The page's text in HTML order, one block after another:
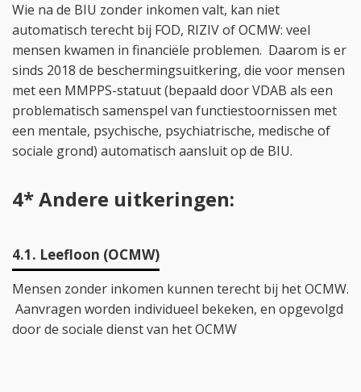
Wie na de BIU zonder inkomen valt, kan niet
automatisch terecht bij FOD, RIZIV of OCMW: veel
mensen kwamen in financiële problemen. Daarom is er
sinds 2018 de beschermingsuitkering, die voor mensen
met een MMPPS-statuut (bepaald door VDAB als een
problematisch samenspel van functiestoornissen met
een mentale, psychische, psychiatrische, medische of
sociale grond) automatisch aansluit op de BIU.
4* Andere uitkeringen:
4.1. Leefloon (OCMW)
Mensen zonder inkomen kunnen terecht bij het OCMW.
Aanvragen worden individueel bekeken, en opgevolgd
door de sociale dienst van het OCMW